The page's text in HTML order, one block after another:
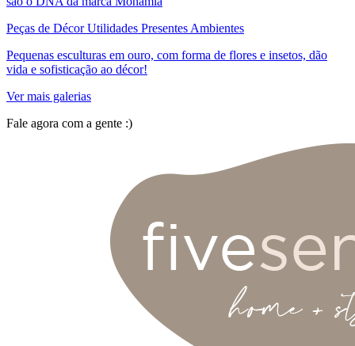
Peças de Décor Utilidades Presentes Ambientes
Pequenas esculturas em ouro, com forma de flores e insetos, dão
vida e sofisticação ao décor!
Ver mais galerias
Fale agora com a gente :)